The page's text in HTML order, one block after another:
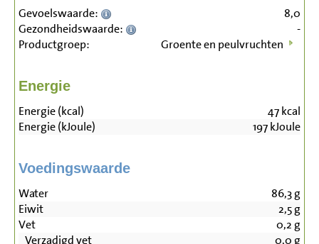
Gevoelswaarde:
8,0
Gezondheidswaarde:
-
Productgroep:
Groente en peulvruchten
Energie
Energie (kcal) 47kcal
Energie (kJoule)
197kJoule
Voedingswaarde
Water 86,3g
Eiwit
2,5g
Vet
0,2 g
Verzadigd vet
0,0 g